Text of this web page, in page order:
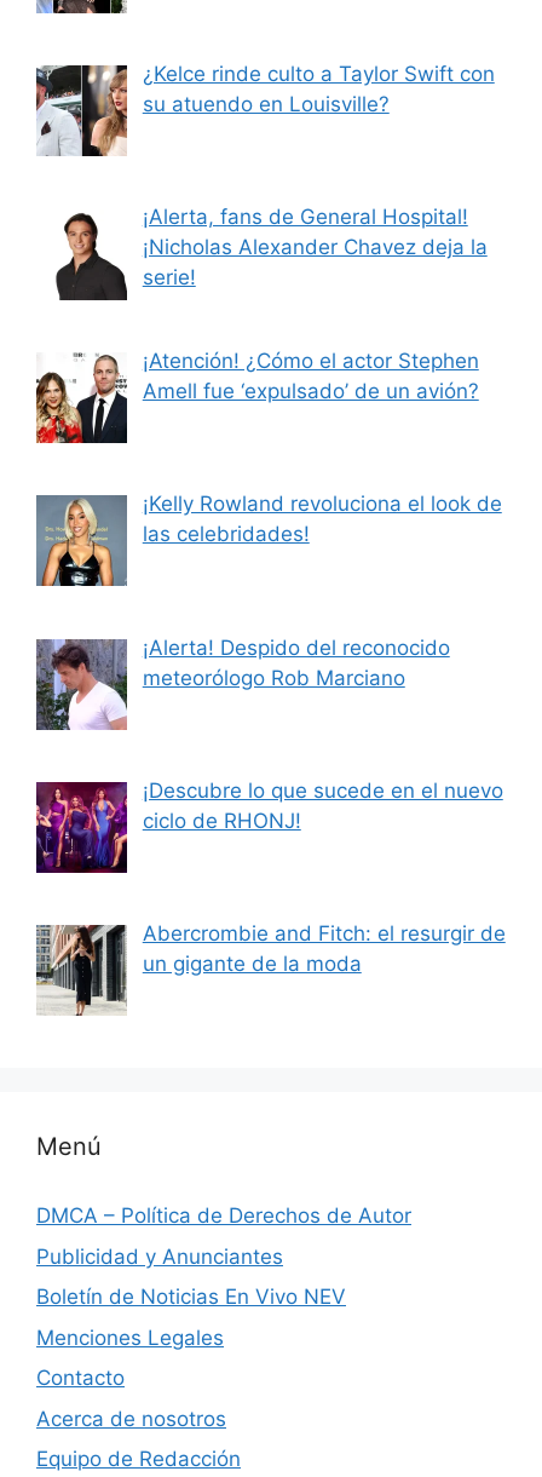
¿Kelce rinde culto a Taylor Swift con
su atuendo en Louisville?
¡Alerta, fans de General Hospital!
¡Nicholas Alexander Chavez deja la
serie!
¡Atención! ¿Cómo el actor Stephen
Amell fue ‘expulsado’ de un avión?
¡Kelly Rowland revoluciona el look de
las celebridades!
¡Alerta! Despido del reconocido
meteorólogo Rob Marciano
¡Descubre lo que sucede en el nuevo
ciclo de RHONJ!
Abercrombie and Fitch: el resurgir de
un gigante de la moda
Menú
DMCA – Política de Derechos de Autor
Publicidad y Anunciantes
Boletín de Noticias En Vivo NEV
Menciones Legales
Contacto
Acerca de nosotros
Equipo de Redacción